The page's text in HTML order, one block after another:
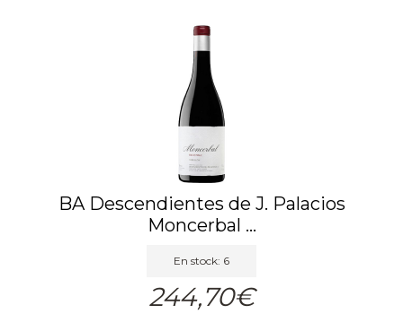
BA Descendientes de J. Palacios
Moncerbal ...
En stock: 6
244,70€